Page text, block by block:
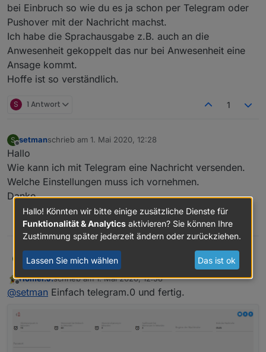
bei Einbruch so wie du es ja schon per Telegram oder
Pushover mit der Nachricht machst.
Ich habe die Sprachausgabe z.B. auch an die
Anwesenheit gekoppelt das nur bei Anwesenheit eine
Ansage kommt.
Hoffe ist so verständlich.
S 1 Antwort 1
S
Offline
setmanschrieb am 1. Mai 2020, 12:28
zuletzt editiert von
Hallo
Wie kann ich mit Telegram eine Nachricht versenden.
Welche Einstellungen muss ich vornehmen.
Danke
0
setmanHallo
Wie kann ich mit Telegram eine Nachricht versenden.
Welche Einstellungen muss ich vornehmen.
Danke
Offline
Homer.J.schrieb am1. Mai 2020, 12:58
zuletzt editiert von
@setman Einfach telegram.0 und fertig.
Hallo! Könnten wir bitte einige zusätzliche Dienste für
Funktionalität & Analytics aktivieren? Sie können Ihre
Zustimmung später jederzeit ändern oder zurückziehen.
Lassen Sie mich wählen Das ist ok